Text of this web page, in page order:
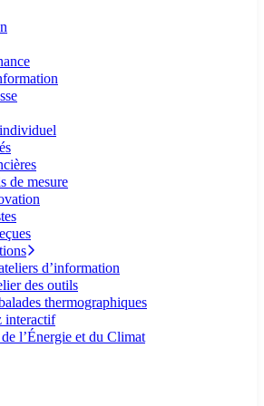
de mesure
d’information
des outils
thermographiques
interactif
l’Énergie et du Climat